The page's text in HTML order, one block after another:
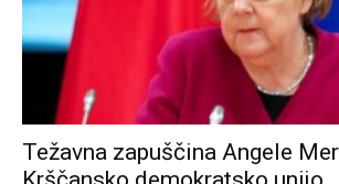
Težavna zapuščina Angele